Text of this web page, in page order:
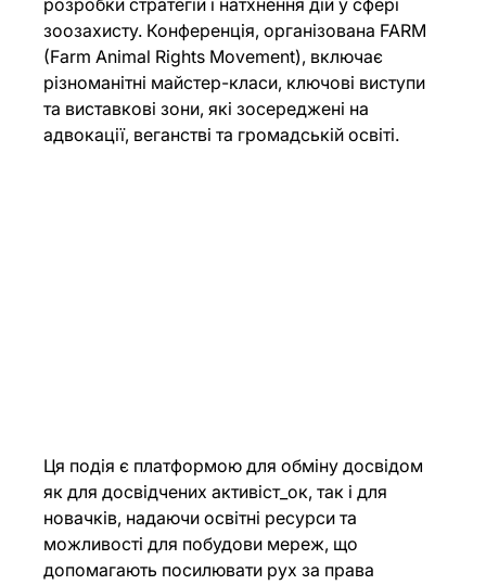
зоозахисту. Конференція, організована FARM
(Farm Animal Rights Movement), включає
різноманітні майстер-класи, ключові виступи
та виставкові зони, які зосереджені на
адвокації, веганстві та громадській освіті.
Ця подія є платформою для обміну досвідом
як для досвідчених активіст_ок, так і для
новачків, надаючи освітні ресурси та
можливості для побудови мереж, що
допомагають посилювати рух за права